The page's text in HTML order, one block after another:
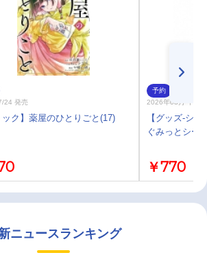
24 発売
ック】薬屋のひとりごと(17)
予約
2026年08月 中 発
【グッズ-シ
ぐみっとシー
￥770
ニュースランキング